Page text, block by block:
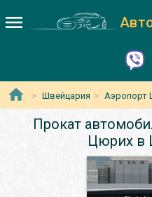
Швейцария Аэропорт
Прокат
Цюрих в